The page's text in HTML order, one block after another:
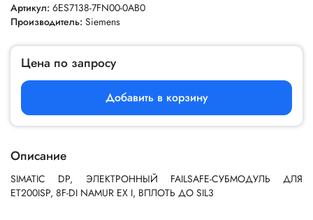
Артикул: 6ES7138-7FN00-0AB0
Производитель: Siemens
Цена по запросу
Добавить в корзину
Описание
SIMATIC DP, ЭЛЕКТРОННЫЙ FAILSAFE-СУБМОДУЛЬ ДЛЯ
ET200ISP, 8F-DI NAMUR EX I, ВПЛОТЬ ДО SIL3